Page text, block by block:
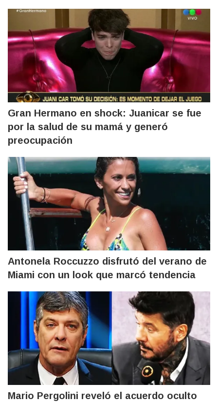
Gran Hermano en shock: Juanicar se fue
por la salud de su mamá y generó
preocupación
Antonela Roccuzzo disfrutó del verano de
Miami con un look que marcó tendencia
Mario Pergolini reveló el acuerdo oculto